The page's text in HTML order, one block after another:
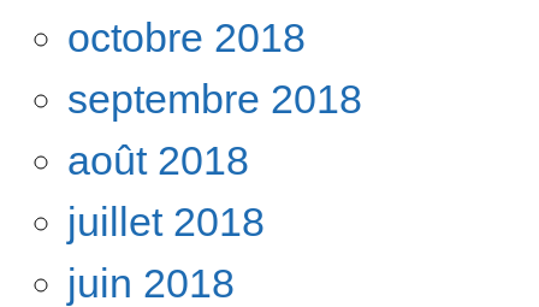
octobre 2018
septembre 2018
août 2018
juillet 2018
juin 2018